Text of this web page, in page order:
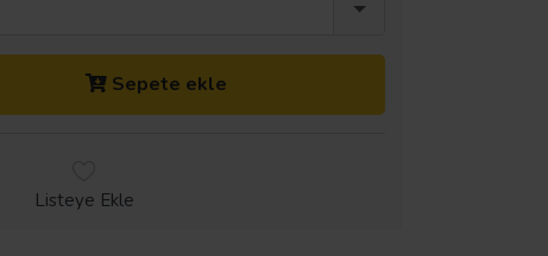
Sepete ekle
Listeye Ekle